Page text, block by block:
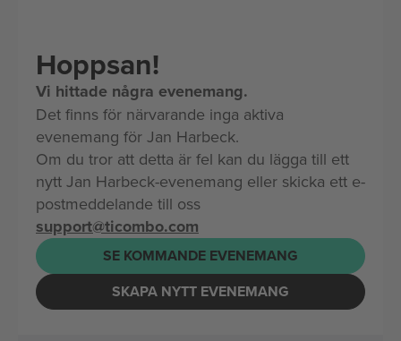
Hoppsan!
Vi hittade några evenemang.
Det finns för närvarande inga aktiva
evenemang för Jan Harbeck.
Om du tror att detta är fel kan du lägga till ett
nytt Jan Harbeck-evenemang eller skicka ett e-
postmeddelande till oss
support@ticombo.com
SE KOMMANDE EVENEMANG
SKAPA NYTT EVENEMANG